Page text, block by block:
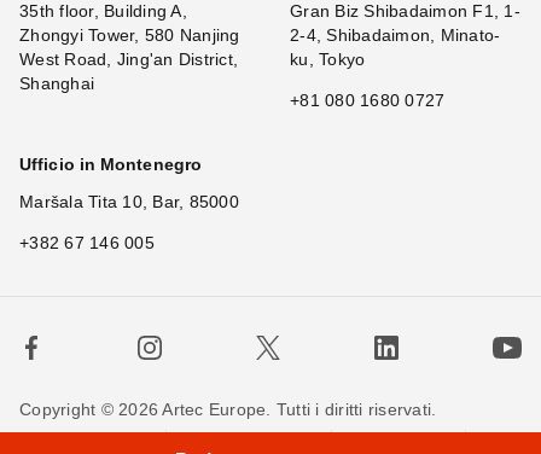
35th floor, Building A,
Zhongyi Tower, 580 Nanjing
West Road, Jing'an District,
Shanghai
Gran Biz Shibadaimon F1, 1-
2-4, Shibadaimon, Minato-
ku, Tokyo
+81 080 1680 0727
Ufficio in Montenegro
Maršala Tita 10, Bar, 85000
+382 67 146 005
Copyright © 2026 Artec Europe. Tutti i diritti riservati.